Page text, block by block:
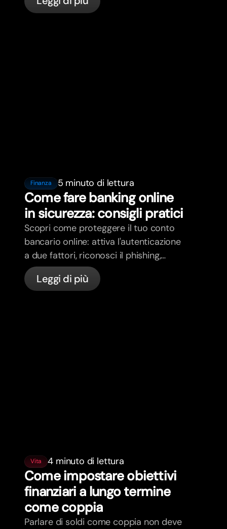
bunq.
Finanza 5 minuto di lettura
Come fare banking online
in sicurezza: consigli pratici
Scopri come proteggere il tuo conto
bancario online: attiva l'autenticazione
a due fattori, riconosci il phishing,
gestisci le tue carte e scopri come
bunq protegge il tuo denaro
Leggi di più
Vita 4 minuto di lettura
Come impostare obiettivi
finanziari a lungo termine
come coppia
Parlare di soldi come coppia non deve